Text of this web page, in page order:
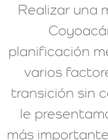
Realizar una
planificación
varios
transición sin
le
más